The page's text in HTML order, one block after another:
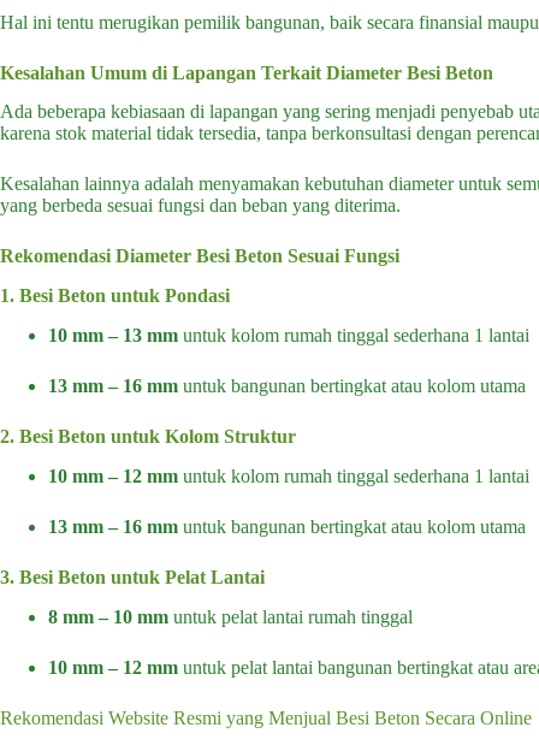
Hal ini tentu merugikan pemilik bangunan, baik secara finansial
Kesalahan Umum di Lapangan Terkait Diameter Besi Beton
Ada beberapa kebiasaan di lapangan yang sering menjadi penyebab
karena stok material tidak tersedia, tanpa berkonsultasi dengan
Kesalahan lainnya adalah menyamakan kebutuhan diameter untuk
yang berbeda sesuai fungsi dan beban yang diterima.
Rekomendasi Diameter Besi Beton Sesuai Fungsi
1. Besi Beton untuk Pondasi
10 mm – 13 mm untuk kolom rumah tinggal sederhana 1 lantai
13 mm – 16 mm untuk bangunan bertingkat atau kolom utama
2. Besi Beton untuk Kolom Struktur
10 mm – 12 mm untuk kolom rumah tinggal sederhana 1 lantai
13 mm – 16 mm untuk bangunan bertingkat atau kolom utama
3. Besi Beton untuk Pelat Lantai
8 mm – 10 mm untuk pelat lantai rumah tinggal
10 mm – 12 mm untuk pelat lantai bangunan bertingkat atau
Rekomendasi Website Resmi yang Menjual Besi Beton Secara Online